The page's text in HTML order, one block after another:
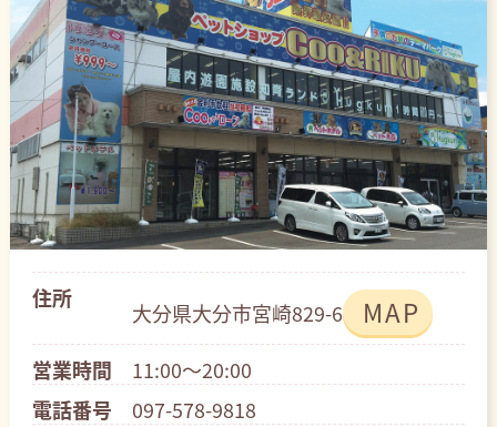
住所
大分県大分市宮崎829-6 MAP
営業時間
11:00～20:00
電話番号
097-578-9818